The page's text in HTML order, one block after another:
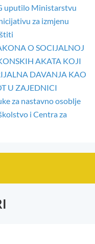
uputilo Ministarstvu
za izmjenu
O SOCIJALNOJ
AKATA KOJI
DAVANJA KAO
U ZAJEDNICI
za nastavno osoblje
i Centra za